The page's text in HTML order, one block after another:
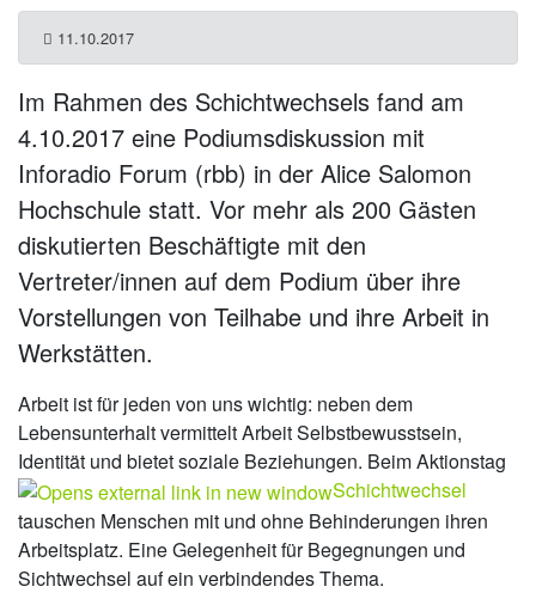
11.10.2017
Im Rahmen des Schichtwechsels fand am
4.10.2017 eine Podiumsdiskussion mit
Inforadio Forum (rbb) in der Alice Salomon
Hochschule statt. Vor mehr als 200 Gästen
diskutierten Beschäftigte mit den
Vertreter/innen auf dem Podium über ihre
Vorstellungen von Teilhabe und ihre Arbeit in
Werkstätten.
Arbeit ist für jeden von uns wichtig: neben dem
Lebensunterhalt vermittelt Arbeit Selbstbewusstsein,
Identität und bietet soziale Beziehungen. Beim Aktionstag
Schichtwechsel
tauschen Menschen mit und ohne Behinderungen ihren
Arbeitsplatz. Eine Gelegenheit für Begegnungen und
Sichtwechsel auf ein verbindendes Thema.